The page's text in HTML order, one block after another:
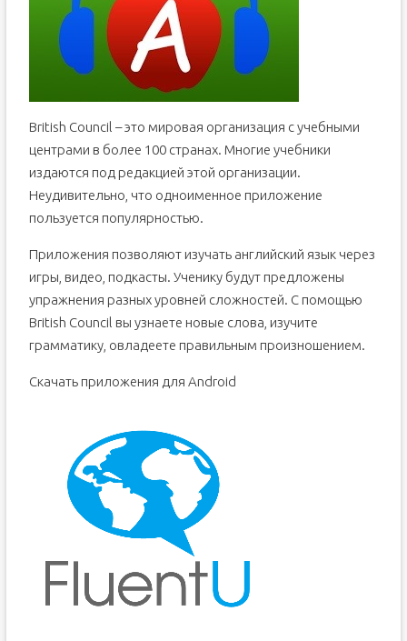
Полиглот. Выучим Английский за 16 Часов. Видеокурс
изучения английского языка
Rosetta Stone v.3.4.7. Мультимедийный курс
изучения американского английского языка, 5
British Council – это мировая организация с учебными
центрами в более 100 странах. Многие учебники
издаются под редакцией этой организации.
Неудивительно, что одноименное приложение
пользуется популярностью.
Приложения позволяют изучать английский язык через
игры, видео, подкасты. Ученику будут предложены
упражнения разных уровней сложностей. С помощью
British Council вы узнаете новые слова, изучите
грамматику, овладеете правильным произношением.
Скачать приложения для Android